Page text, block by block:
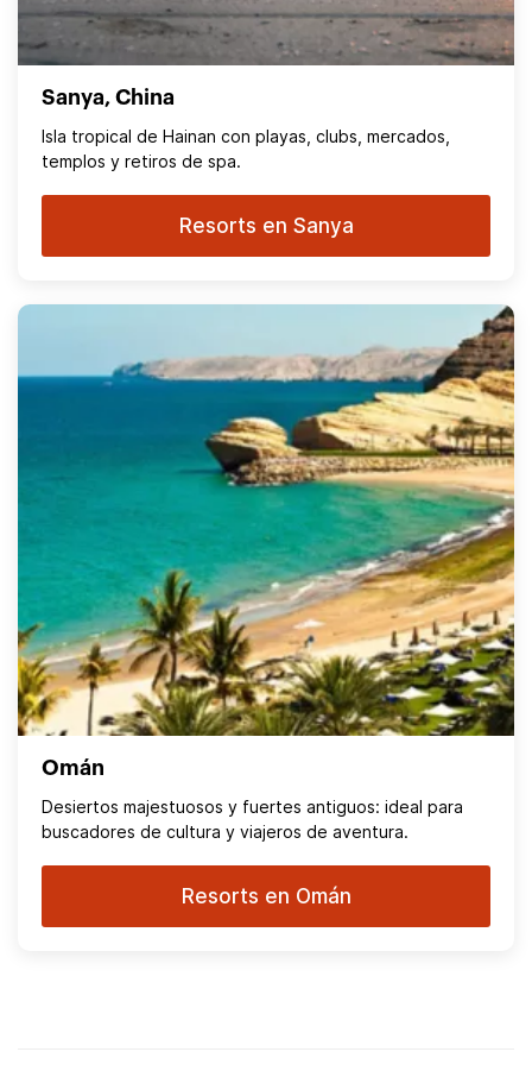
Sanya, China
Isla tropical de Hainan con playas, clubs, mercados,
templos y retiros de spa.
Resorts en Sanya
Omán
Desiertos majestuosos y fuertes antiguos: ideal para
buscadores de cultura y viajeros de aventura.
Resorts en Omán